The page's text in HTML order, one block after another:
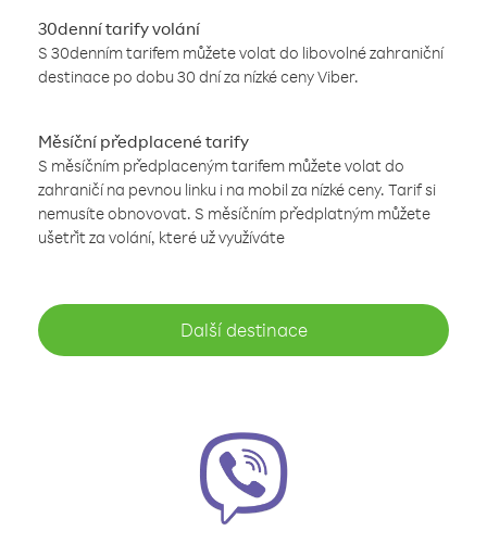
30denní tarify volání
S 30denním tarifem můžete volat do libovolné zahraniční
destinace po dobu 30 dní za nízké ceny Viber.
Měsíční předplacené tarify
S měsíčním předplaceným tarifem můžete volat do
zahraničí na pevnou linku i na mobil za nízké ceny. Tarif si
nemusíte obnovovat. S měsíčním předplatným můžete
ušetřit za volání, které už využíváte
Další destinace